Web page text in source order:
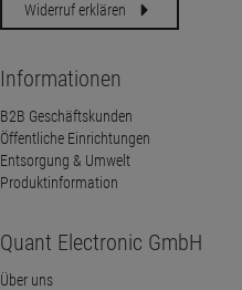
Widerruf erklären
Informationen
B2B Geschäftskunden
Öffentliche Einrichtungen
Entsorgung & Umwelt
Produktinformation
Quant Electronic GmbH
Über uns